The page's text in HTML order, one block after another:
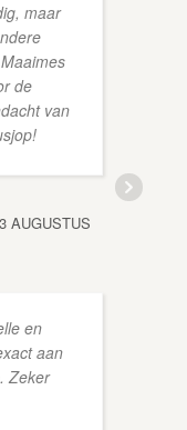
maar
de
van
AUGUSTUS
en
aan
Zeker